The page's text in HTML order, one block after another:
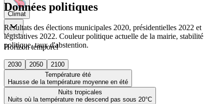
Climat
Horizon temporel
2030 2050
2100
Température été
Hausse de la température moyenne en été
Nuits tropicales
Nuits où la température ne descend pas sous 20°C
Données politiques
Résultats des élections municipales 2020, présidentielles 2022 et
législatives 2022. Couleur politique actuelle de la mairie, stabilité
politique, taux d'abstention.